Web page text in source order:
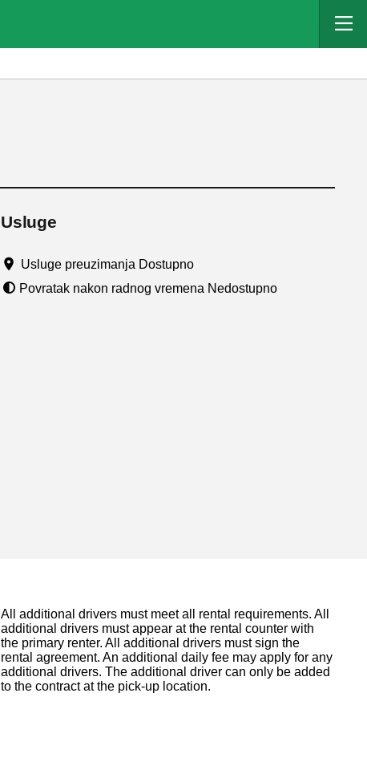
Usluge
Usluge preuzimanja Dostupno
Povratak nakon radnog vremena Nedostupno
All additional drivers must meet all rental requirements. All
additional drivers must appear at the rental counter with
the primary renter. All additional drivers must sign the
rental agreement. An additional daily fee may apply for any
additional drivers. The additional driver can only be added
to the contract at the pick-up location.